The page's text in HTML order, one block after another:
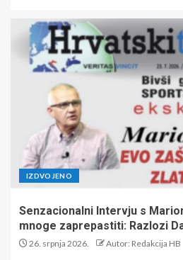
IZDVOJENO
Senzacionalni Intervju s
mnoge zaprepastiti: Razlozi
26. srpnja 2026. Autor: Redakcija HB